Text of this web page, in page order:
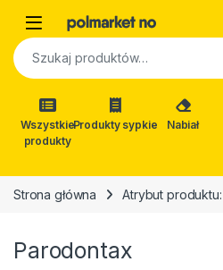
Open
Szukaj:
Wszystkie
produkty
Produkty sypkie Nabiał
Strona główna Atrybut
Parodontax